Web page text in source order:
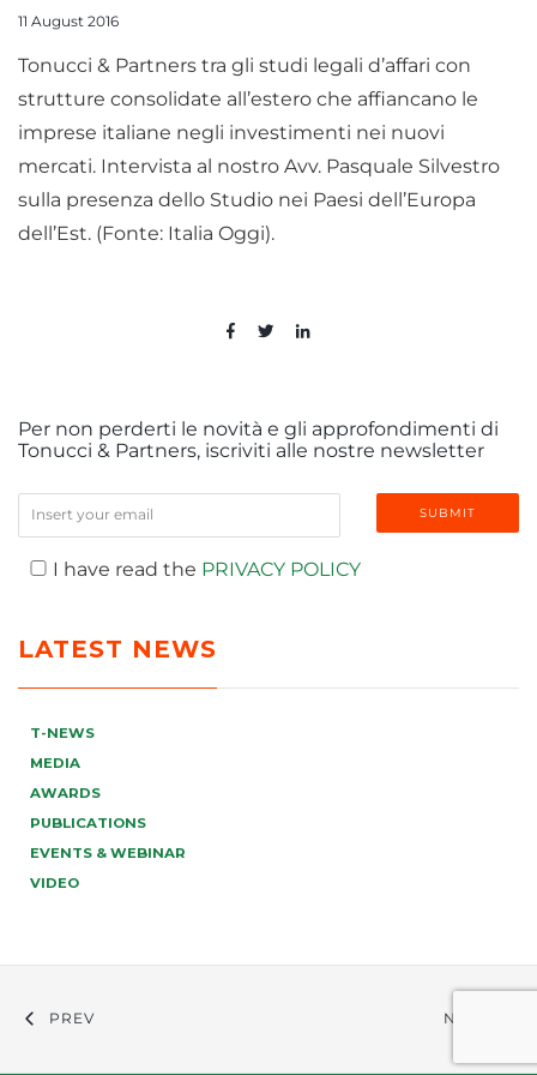
11 August 2016
Tonucci & Partners tra gli studi legali d’affari con
strutture consolidate all’estero che affiancano le
imprese italiane negli investimenti nei nuovi
mercati. Intervista al nostro Avv. Pasquale Silvestro
sulla presenza dello Studio nei Paesi dell’Europa
dell’Est. (Fonte: Italia Oggi).
Per non perderti le novità e gli approfondimenti di
Tonucci & Partners, iscriviti alle nostre newsletter
I have read the PRIVACY POLICY
LATEST NEWS
T-NEWS
MEDIA
AWARDS
PUBLICATIONS
EVENTS & WEBINAR
VIDEO
PREV NEXT